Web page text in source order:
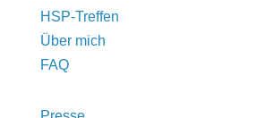
HSP-Treffen
Über mich
FAQ